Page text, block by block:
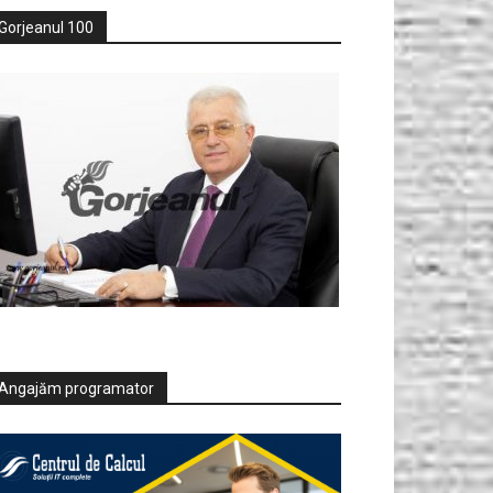
100
programator